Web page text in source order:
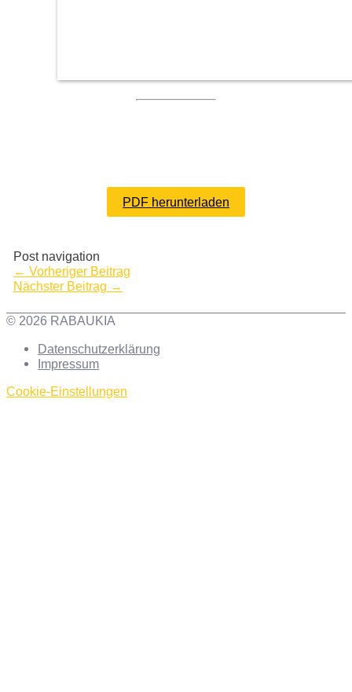
PDF herunterladen
Post navigation
← Vorheriger Beitrag
Nächster Beitrag →
© 2026 RABAUKIA
Datenschutzerklärung
Impressum
Cookie-Einstellungen